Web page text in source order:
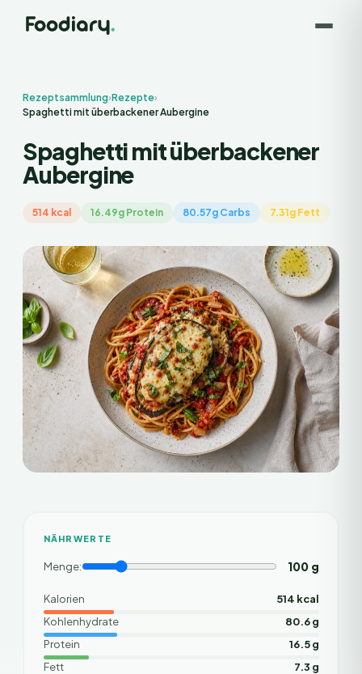
Rezeptsammlung›Rezepte›
Spaghetti mit überbackener Aubergine
Spaghetti mit überbackener
Aubergine
514 kcal 16.49g Protein 80.57g Carbs 7.31g Fett
NÄHRWERTE
Menge: 100g
Kalorien
514 kcal
Kohlenhydrate
80.6 g
Protein
16.5 g
Fett
7.3 g